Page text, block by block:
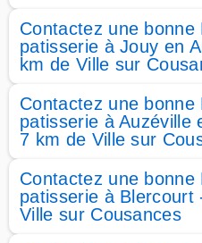
Contactez une bonne
patisserie à Jouy en
km de Ville sur
Contactez une bonne
patisserie à Auzéville
7 km de Ville sur
Contactez une bonne
patisserie à Blercourt
Ville sur Cousances